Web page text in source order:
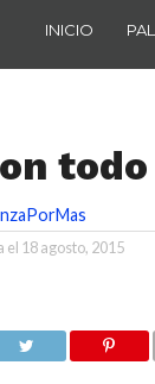
INICIO
el 18 agosto, 2015